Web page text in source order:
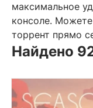
максимальное
консоле.
торрент прямо
Найдено